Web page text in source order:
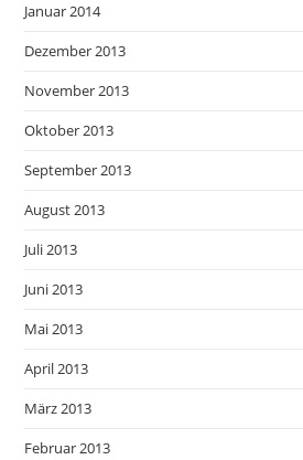
Januar 2014
Dezember 2013
November 2013
Oktober 2013
September 2013
August 2013
Juli 2013
Juni 2013
Mai 2013
April 2013
März 2013
Februar 2013